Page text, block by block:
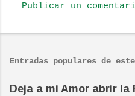
Publicar un
Entradas populares de
Deja a mi Amor abrir la